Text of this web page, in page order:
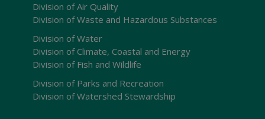
Division of Air Quality
Division of Waste and Hazardous Substances
Division of Water
Division of Climate, Coastal and Energy
Division of Fish and Wildlife
Division of Parks and Recreation
Division of Watershed Stewardship